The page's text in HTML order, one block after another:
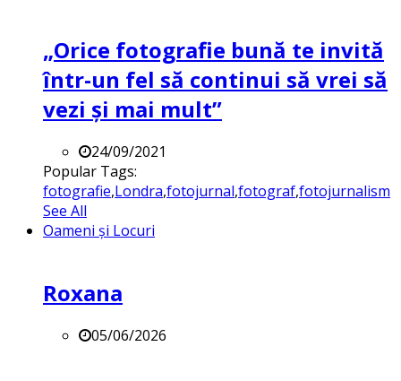
„Orice fotografie bună te invită
într-un fel să continui să vrei să
vezi și mai mult”
24/09/2021
Popular Tags:
fotografie,Londra,fotojurnal,fotograf,fotojurnalism
See All
Oameni și Locuri
Roxana
05/06/2026